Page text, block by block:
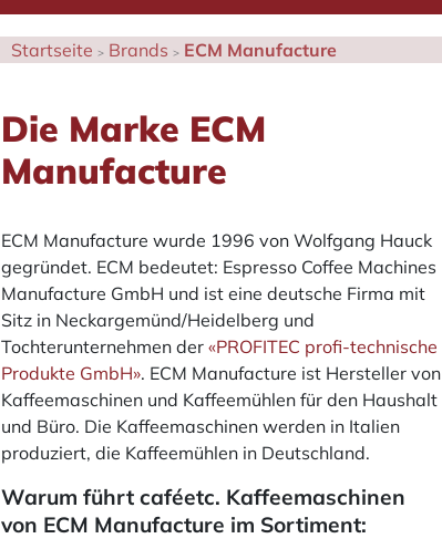
Startseite Brands ECM Manufacture
Die Marke ECM
Manufacture
ECM Manufacture wurde 1996 von Wolfgang Hauck
gegründet. ECM bedeutet: Espresso Coffee Machines
Manufacture GmbH und ist eine deutsche Firma mit
Sitz in Neckargemünd/Heidelberg und
Tochterunternehmen der «PROFITEC profi-technische
Produkte GmbH». ECM Manufacture ist Hersteller von
Kaffeemaschinen und Kaffeemühlen für den Haushalt
und Büro. Die Kaffeemaschinen werden in Italien
produziert, die Kaffeemühlen in Deutschland.
Warum führt caféetc. Kaffeemaschinen
von ECM Manufacture im Sortiment: